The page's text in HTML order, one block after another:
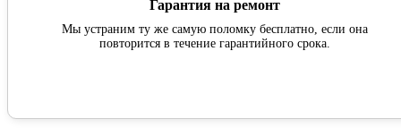
Гарантия на ремонт
Мы устраним ту же самую поломку бесплатно, если она
повторится в течение гарантийного срока.